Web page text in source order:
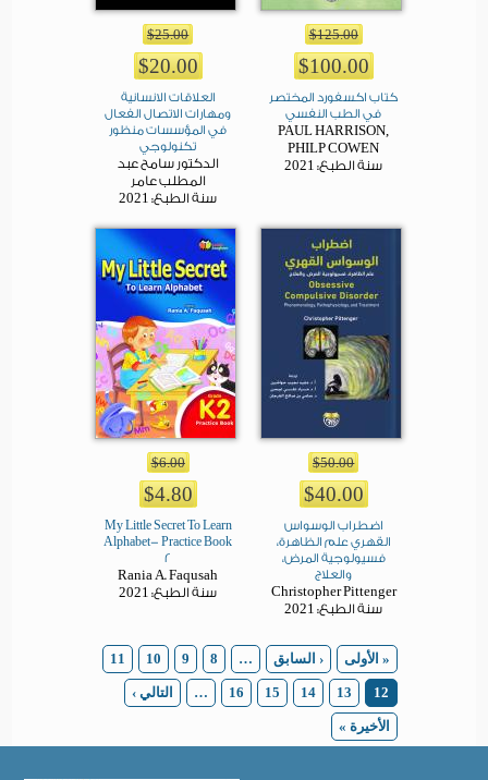
$125.00
$100.00
كتاب اكسفورد المختصر
في الطب النفسي
PAUL HARRISON,
PHILP COWEN
سنة الطبع: 2021
$25.00
$20.00
العلاقات الانسانية
ومهارات الاتصال الفعال
في المؤسسات منظور
تكنولوجي
الدكتور سامح عبد
المطلب عامر
سنة الطبع: 2021
$50.00
$40.00
اضطراب الوسواس
القهري علم الظاهرة،
فسيولوجية المرض،
والعلاج
Christopher Pittenger
سنة الطبع: 2021
$6.00
$4.80
My Little Secret To Learn
Alphabet- Practice Book
2
Rania A. Faqusah
سنة الطبع: 2021
« الأولى ‹ السابق …
8
9
10
11
12
13
14
15
16
… التالي ›
الأخيرة »